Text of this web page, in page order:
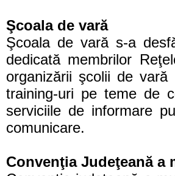
Şcoala de vară
Şcoala de vară s-a
dedicată membrilor
organizării şcolii de
training-uri pe teme de
serviciile de informare
comunicare.
Convenţia Judeţeană